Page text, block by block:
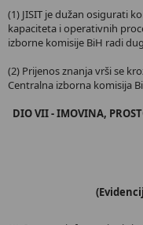
(1) JISIT je dužan osigurati
kapaciteta i operativnih
izborne komisije BiH radi
(2) Prijenos znanja vrši se
Centralna izborna komisija
DIO VII - IMOVINA,